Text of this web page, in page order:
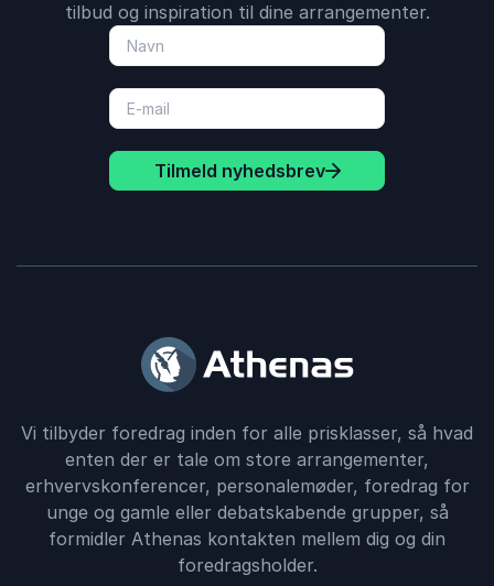
tilbud og inspiration til dine arrangementer.
Tilmeld nyhedsbrev
Vi tilbyder foredrag inden for alle prisklasser, så hvad
enten der er tale om store arrangementer,
erhvervskonferencer, personalemøder, foredrag for
unge og gamle eller debatskabende grupper, så
formidler Athenas kontakten mellem dig og din
foredragsholder.